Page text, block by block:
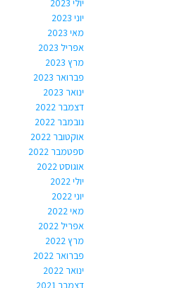
יוני 2023
מאי 2023
אפריל 2023
מרץ 2023
פברואר 2023
ינואר 2023
דצמבר 2022
נובמבר 2022
אוקטובר 2022
ספטמבר 2022
אוגוסט 2022
יולי 2022
יוני 2022
מאי 2022
אפריל 2022
מרץ 2022
פברואר 2022
ינואר 2022
דצמבר 2021